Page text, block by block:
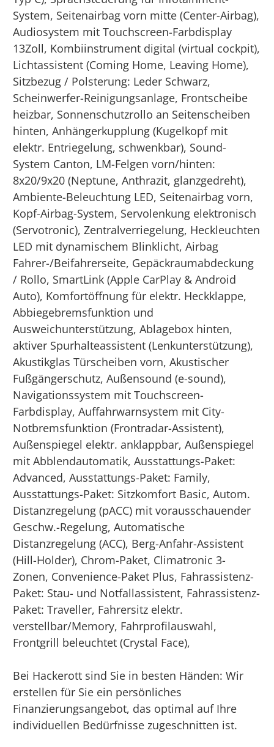
System, Seitenairbag vorn mitte (Center-Airbag),
Audiosystem mit Touchscreen-Farbdisplay
13Zoll, Kombiinstrument digital (virtual cockpit),
Lichtassistent (Coming Home, Leaving Home),
Sitzbezug / Polsterung: Leder Schwarz,
Scheinwerfer-Reinigungsanlage, Frontscheibe
heizbar, Sonnenschutzrollo an Seitenscheiben
hinten, Anhängerkupplung (Kugelkopf mit
elektr. Entriegelung, schwenkbar), Sound-
System Canton, LM-Felgen vorn/hinten:
8x20/9x20 (Neptune, Anthrazit, glanzgedreht),
Ambiente-Beleuchtung LED, Seitenairbag vorn,
Kopf-Airbag-System, Servolenkung elektronisch
(Servotronic), Zentralverriegelung, Heckleuchten
LED mit dynamischem Blinklicht, Airbag
Fahrer-/Beifahrerseite, Gepäckraumabdeckung
/ Rollo, SmartLink (Apple CarPlay & Android
Auto), Komfortöffnung für elektr. Heckklappe,
Abbiegebremsfunktion und
Ausweichunterstützung, Ablagebox hinten,
aktiver Spurhalteassistent (Lenkunterstützung),
Akustikglas Türscheiben vorn, Akustischer
Fußgängerschutz, Außensound (e-sound),
Navigationssystem mit Touchscreen-
Farbdisplay, Auffahrwarnsystem mit City-
Notbremsfunktion (Frontradar-Assistent),
Außenspiegel elektr. anklappbar, Außenspiegel
mit Abblendautomatik, Ausstattungs-Paket:
Advanced, Ausstattungs-Paket: Family,
Ausstattungs-Paket: Sitzkomfort Basic, Autom.
Distanzregelung (pACC) mit vorausschauender
Geschw.-Regelung, Automatische
Distanzregelung (ACC), Berg-Anfahr-Assistent
(Hill-Holder), Chrom-Paket, Climatronic 3-
Zonen, Convenience-Paket Plus, Fahrassistenz-
Paket: Stau- und Notfallassistent, Fahrassistenz-
Paket: Traveller, Fahrersitz elektr.
verstellbar/Memory, Fahrprofilauswahl,
Frontgrill beleuchtet (Crystal Face),
Bei Hackerott sind Sie in besten Händen: Wir
erstellen für Sie ein persönliches
Finanzierungsangebot, das optimal auf Ihre
individuellen Bedürfnisse zugeschnitten ist.